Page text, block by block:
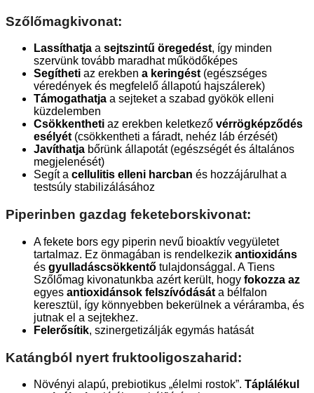
Szőlőmagkivonat:
Lassíthatja a sejtszintű öregedést, így minden
szervünk tovább maradhat működőképes
Segítheti az erekben a keringést(egészséges
véredények és megfelelő állapotú hajszálerek)
Támogathatja a sejteket a szabad gyökök elleni
küzdelemben
Csökkentheti az erekben keletkező vérrögképződés
esélyét(csökkentheti a fáradt, nehéz láb érzését)
Javíthatja bőrünk állapotát (egészségét és általános
megjelenését)
Segít a cellulitis elleni harcban és hozzájárulhat a
testsúly stabilizálásához
Piperinben gazdag feketeborskivonat:
A fekete bors egy piperin nevű bioaktív vegyületet
tartalmaz. Ez önmagában is rendelkezik antioxidáns
és gyulladáscsökkentő tulajdonsággal. A Tiens
Szőlőmag kivonatunkba azért került, hogy fokozza az
egyes antioxidánsok felszívódását a bélfalon
keresztül, így könnyebben bekerülnek a véráramba, és
jutnak el a sejtekhez.
Felerősítik, szinergetizálják egymás hatását
Katángból nyert fruktooligoszaharid:
Növényi alapú, prebiotikus „élelmi rostok”. Táplálékul